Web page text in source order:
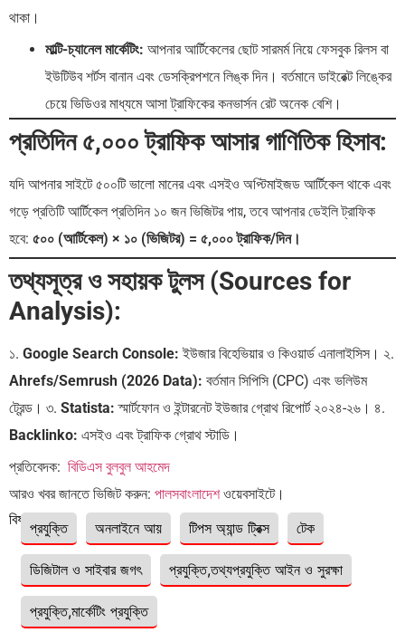
থাকা।
মাল্টি-চ্যানেল মার্কেটিং: আপনার আর্টিকেলের ছোট সারমর্ম নিয়ে ফেসবুক রিলস বা
ইউটিউব শর্টস বানান এবং ডেসক্রিপশনে লিঙ্ক দিন। বর্তমানে ডাইরেক্ট লিঙ্কের
চেয়ে ভিডিওর মাধ্যমে আসা ট্রাফিকের কনভার্সন রেট অনেক বেশি।
প্রতিদিন ৫,০০০ ট্রাফিক আসার গাণিতিক হিসাব:
যদি আপনার সাইটে ৫০০টি ভালো মানের এবং এসইও অপ্টিমাইজড আর্টিকেল থাকে এবং
গড়ে প্রতিটি আর্টিকেল প্রতিদিন ১০ জন ভিজিটর পায়, তবে আপনার ডেইলি ট্রাফিক
হবে: ৫০০ (আর্টিকেল) × ১০ (ভিজিটর) = ৫,০০০ ট্রাফিক/দিন।
তথ্যসূত্র ও সহায়ক টুলস (Sources for
Analysis):
১. Google Search Console: ইউজার বিহেভিয়ার ও কিওয়ার্ড এনালাইসিস। ২.
Ahrefs/Semrush (2026 Data): বর্তমান সিপিসি (CPC) এবং ভলিউম
ট্রেন্ড। ৩. Statista: স্মার্টফোন ও ইন্টারনেট ইউজার গ্রোথ রিপোর্ট ২০২৪-২৬। ৪.
Backlinko: এসইও এবং ট্রাফিক গ্রোথ স্টাডি।
প্রতিবেদক: বিডিএস বুলবুল আহমেদ
আরও খবর জানতে ভিজিট করুন: পালসবাংলাদেশওয়েবসাইটে।
বিষয়ঃ প্রযুক্তি অনলাইনে আয় টিপস অ্যান্ড ট্রিক্স টেক
ডিজিটাল ও সাইবার জগৎ প্রযুক্তি,তথ্যপ্রযুক্তি আইন ও সুরক্ষা
প্রযুক্তি,মার্কেটিং প্রযুক্তি